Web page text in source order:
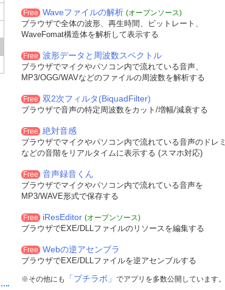
Free Waveファイルの解析 (オープンソース)
ブラウザで全体の波形、再生時間、ビットレート、
WaveFomat構造体を解析して表示する
Free 波形データと周波数スペクトル
ブラウザでマイクやパソコン内で流れている音声、
MP3/OGG/WAVなどのファイルの周波数を解析する
Free 双2次フィルタ(BiquadFilter)
ブラウザで音声の特定周波数をカット/増幅/減衰する
Free 絶対音感
ブラウザでマイクやパソコン内で流れている音声のドレミ
などの音階をリアルタイムに表示する (スマホ対応)
Free 音声録音くん
ブラウザでマイクやパソコン内で流れている音声を
MP3/WAVE形式で保存する
Free iResEditor (オープンソース)
ブラウザでEXE/DLLファイルのリソースを編集する
Free Webの逆アセンブラ
ブラウザでEXE/DLLファイルを逆アセンブルする
※その他にも 「プチラボ」 でアプリを多数公開しています。